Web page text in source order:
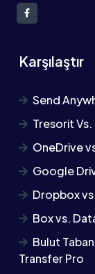
Karşılaştır
Send
Tresorit
OneDrive
Google
Dropbox
Box vs.
Bulut
Transfer Pro